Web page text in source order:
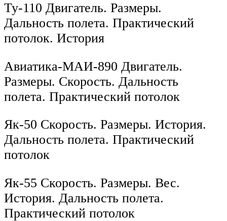
Ту-110 Двигатель. Размеры.
Дальность полета. Практический
потолок. История
Авиатика-МАИ-890 Двигатель.
Размеры. Скорость. Дальность
полета. Практический потолок
Як-50 Скорость. Размеры. История.
Дальность полета. Практический
потолок
Як-55 Скорость. Размеры. Вес.
История. Дальность полета.
Практический потолок